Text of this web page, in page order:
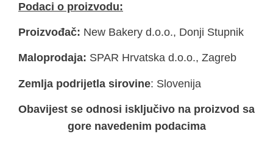
Podaci o proizvodu:
Proizvođač: New Bakery d.o.o., Donji Stupnik
Maloprodaja: SPAR Hrvatska d.o.o., Zagreb
Zemlja podrijetla sirovine: Slovenija
Obavijest se odnosi isključivo na proizvod sa
gore navedenim podacima